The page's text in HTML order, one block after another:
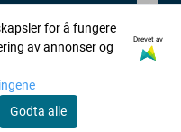
STASJON
xxxxxx-xxxx
for å fungere
av annonser og
Drevet av
Godta alle